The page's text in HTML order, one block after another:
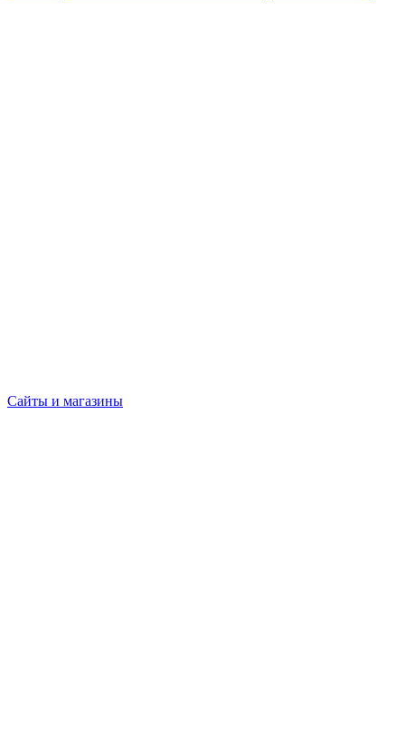
Сайты и магазины